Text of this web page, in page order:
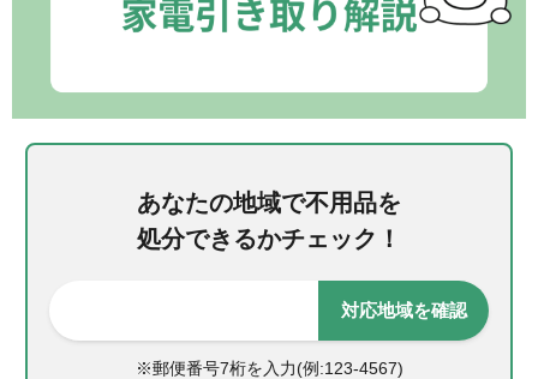
あなたの地域で不用品を
処分できるかチェック！
対応地域を確認
※郵便番号7桁を入力(例:123-4567)